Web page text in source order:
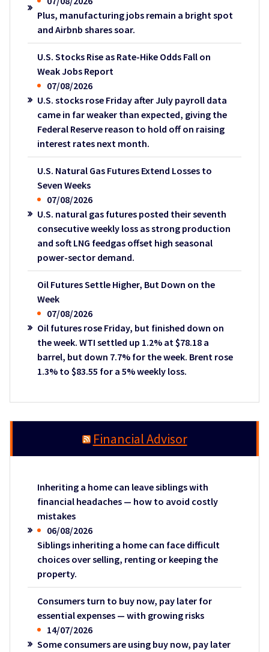
Plus, manufacturing jobs remain a bright spot
and Airbnb shares soar.
U.S. Stocks Rise as Rate-Hike Odds Fall on
Weak Jobs Report
07/08/2026
U.S. stocks rose Friday after July payroll data
came in far weaker than expected, giving the
Federal Reserve reason to hold off on raising
interest rates next month.
U.S. Natural Gas Futures Extend Losses to
Seven Weeks
07/08/2026
U.S. natural gas futures posted their seventh
consecutive weekly loss as strong production
and soft LNG feedgas offset high seasonal
power-sector demand.
Oil Futures Settle Higher, But Down on the
Week
07/08/2026
Oil futures rose Friday, but finished down on
the week. WTI settled up 1.2% at $78.18 a
barrel, but down 7.7% for the week. Brent rose
1.3% to $83.55 for a 5% weekly loss.
Financial Advisor
Inheriting a home can leave siblings with
financial headaches — how to avoid costly
mistakes
06/08/2026
Siblings inheriting a home can face difficult
choices over selling, renting or keeping the
property.
Consumers turn to buy now, pay later for
essential expenses — with growing risks
14/07/2026
Some consumers are using buy now, pay later